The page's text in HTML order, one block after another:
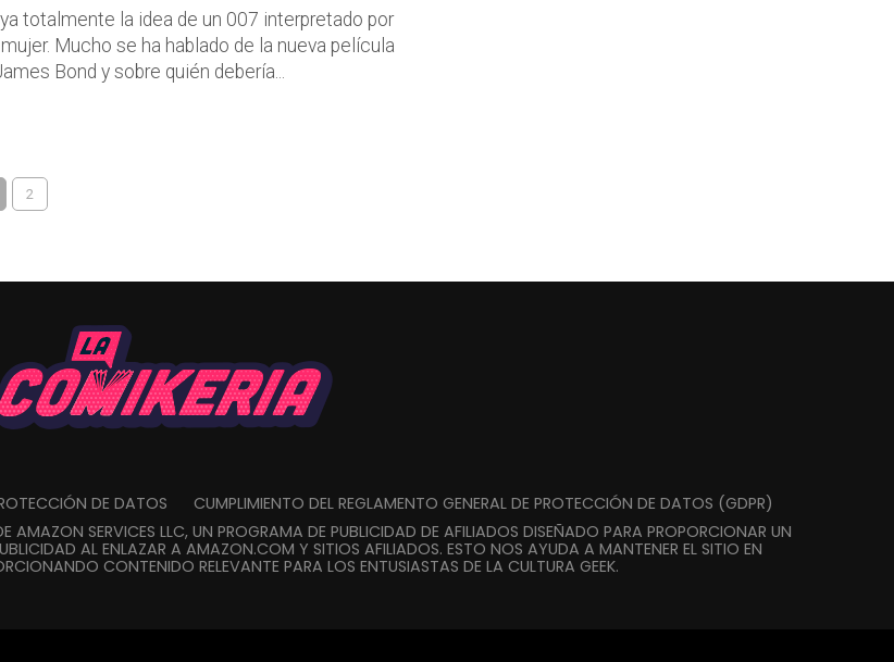
totalmente la idea de un 007 interpretado por
Mucho se ha hablado de la nueva película
Bond y sobre quién debería...
2
DE DATOS
CUMPLIMIENTO DEL REGLAMENTO GENERAL DE PROTECCIÓN DE DATOS (GDPR)
AMAZON SERVICES LLC, UN PROGRAMA DE PUBLICIDAD DE AFILIADOS DISEÑADO PARA PROPORCIONAR UN
AL ENLAZAR A AMAZON.COM Y SITIOS AFILIADOS. ESTO NOS AYUDA A MANTENER EL SITIO EN
CONTENIDO RELEVANTE PARA LOS ENTUSIASTAS DE LA CULTURA GEEK.